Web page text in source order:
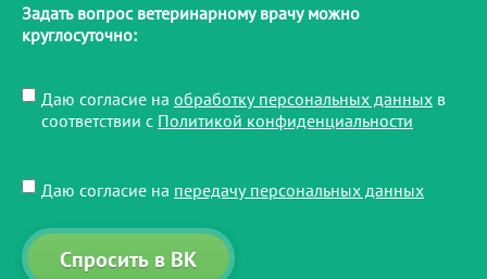
Задать вопрос ветеринарному врачу можно
круглосуточно:
Даю согласие на обработку персональных данных в
соответствии с Политикой конфиденциальности
Даю согласие на передачу персональных данных​
Спросить в ВК